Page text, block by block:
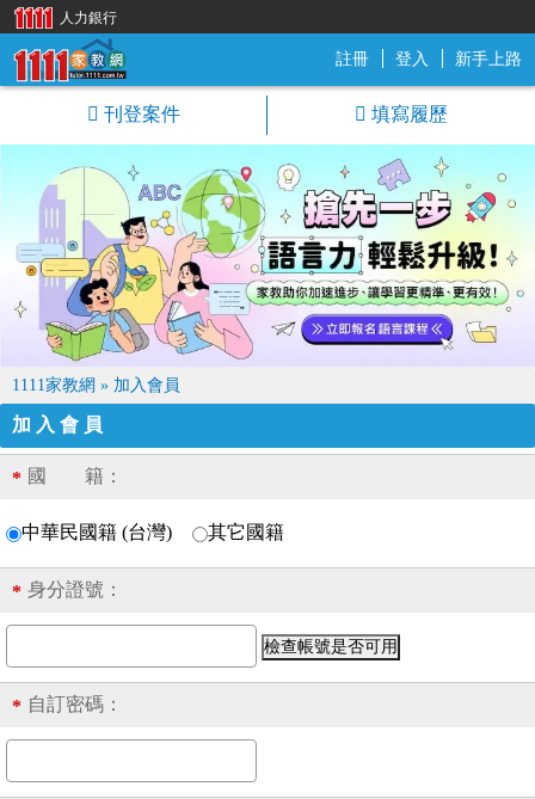
註冊 登入 新手上路
刊登案件 填寫履歷
1111家教網 » 加入會員
加入會員
* 國 籍：
中華民國籍 (台灣) 其它國籍
* 身分證號 ：
* 自訂密碼：
人力銀行